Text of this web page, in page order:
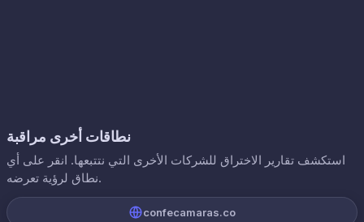
نطاقات أخرى مراقبة
استكشف تقارير الاختراق للشركات الأخرى التي نتتبعها. انقر على أي
نطاق لرؤية تعرضه.
confecamaras.co